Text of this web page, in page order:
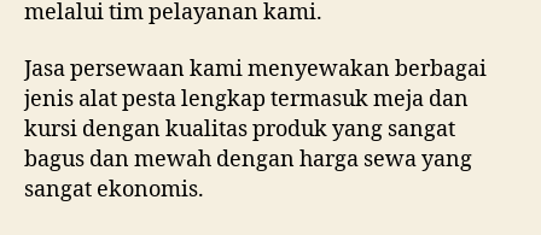
melalui tim pelayanan kami.
Jasa persewaan kami menyewakan berbagai
jenis alat pesta lengkap termasuk meja dan
kursi dengan kualitas produk yang sangat
bagus dan mewah dengan harga sewa yang
sangat ekonomis.